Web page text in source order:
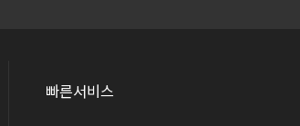
빠른서비스